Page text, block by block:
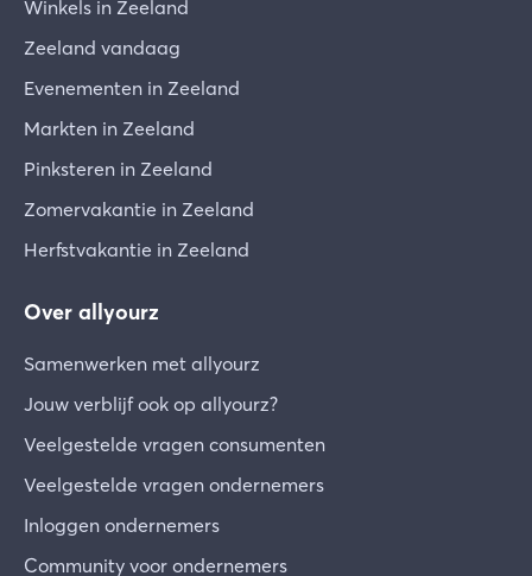
Winkels in Zeeland
Zeeland vandaag
Evenementen in Zeeland
Markten in Zeeland
Pinksteren in Zeeland
Zomervakantie in Zeeland
Herfstvakantie in Zeeland
Over allyourz
Samenwerken met allyourz
Jouw verblijf ook op allyourz?
Veelgestelde vragen consumenten
Veelgestelde vragen ondernemers
Inloggen ondernemers
Community voor ondernemers